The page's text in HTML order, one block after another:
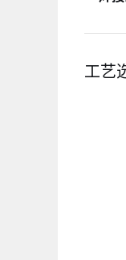
工艺